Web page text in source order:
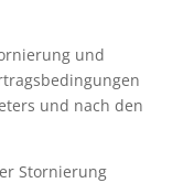
und
und nach den
Stornierung